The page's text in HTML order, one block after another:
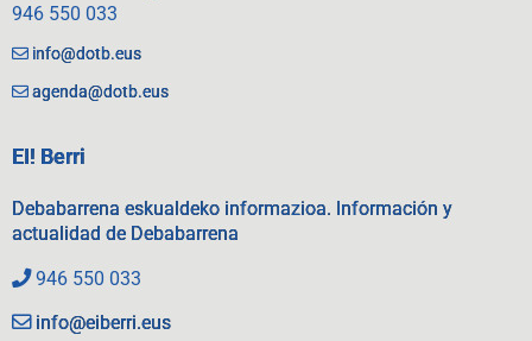
946 550 033
info@dotb.eus
agenda@dotb.eus
EI! Berri
Debabarrena eskualdeko informazioa. Información y
actualidad de Debabarrena
946 550 033
info@eiberri.eus